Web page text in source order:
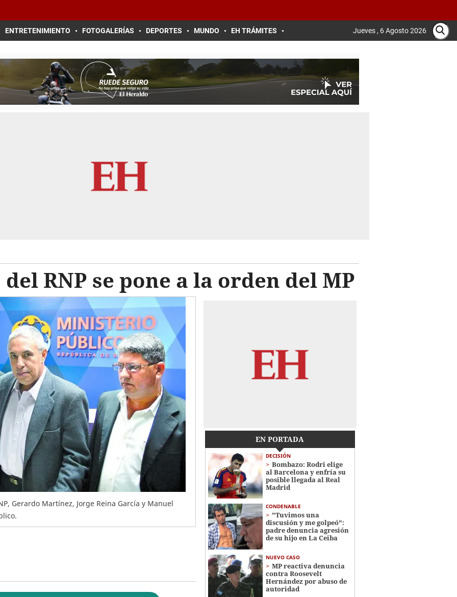
ENTRETENIMIENTO FOTOGALERÍAS DEPORTES MUNDO EH TRÁMITES Jueves , 6 Agosto 2026
RNP se pone a la orden del MP
Gerardo Martínez, Jorge Reina García y Manuel
EN PORTADA
DECISIÓN
Bombazo: Rodri elige
al Barcelona y enfría su
posible llegada al Real
Madrid
CONDENABLE
"Tuvimos una
discusión y me golpeó":
padre denuncia agresión
de su hijo en La Ceiba
NUEVO CASO
MP reactiva denuncia
contra Roosevelt
Hernández por abuso de
autoridad